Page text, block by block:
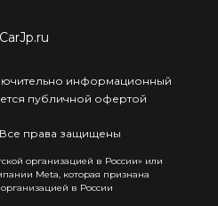
информационный
публичной офертой
права защищены
организацией в России» или
Meta, которая признана
в России